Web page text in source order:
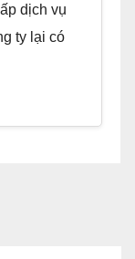
dịch vụ
ty lại có